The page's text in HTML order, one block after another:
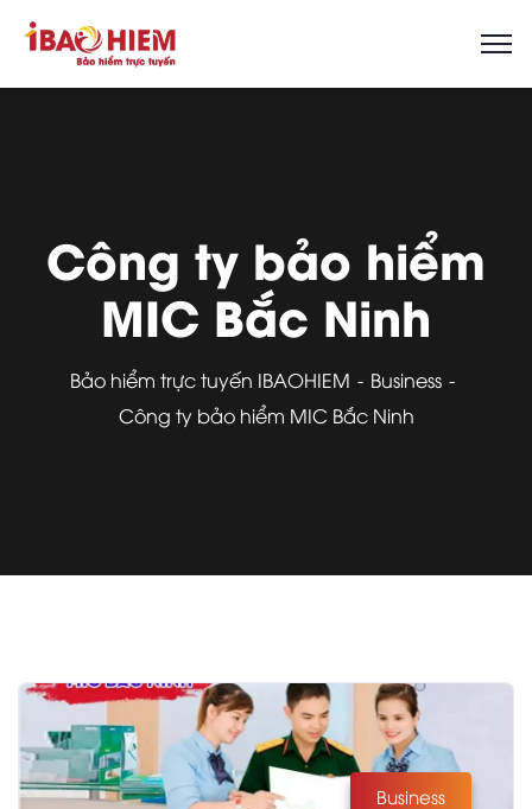
Công ty bảo hiểm
MIC Bắc Ninh
Bảo hiểm trực tuyến IBAOHIEM
Business
Công ty bảo hiểm MIC Bắc Ninh
Business